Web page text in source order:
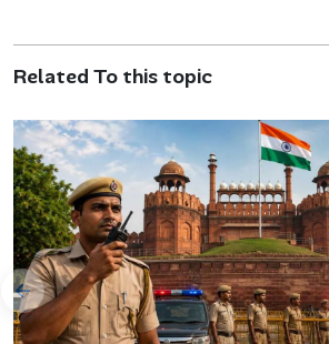
Related To this topic